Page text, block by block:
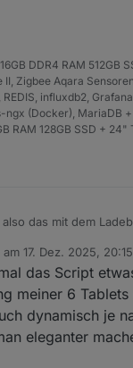
#00ff88
Wird
HSL-
Custom-Farben
werden intern in
DDR4 RAM 512GB
Zigbee Aqara
influxdb2,
ngx (Docker), MariaDB
RAM 128GB SSD + 24"
also das mit dem
der verherige Wert)
der dir sagt, es wird
nicht. Du
ein false oder true.
Links ist 0 und
dazwischen eben eine
Kante.
am 17. Dez. 2025, 20:15
von
das Script
meiner 6
dynamisch je
eleganter